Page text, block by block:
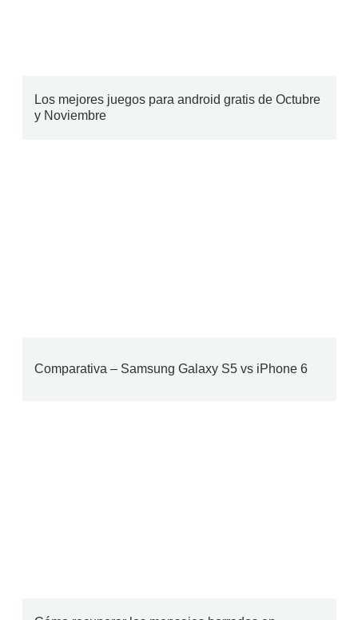
Los mejores juegos para android gratis de Octubre
y Noviembre
Comparativa – Samsung Galaxy S5 vs iPhone 6